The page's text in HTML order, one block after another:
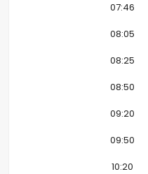
07:46
08:05
08:25
08:50
09:20
09:50
10:20